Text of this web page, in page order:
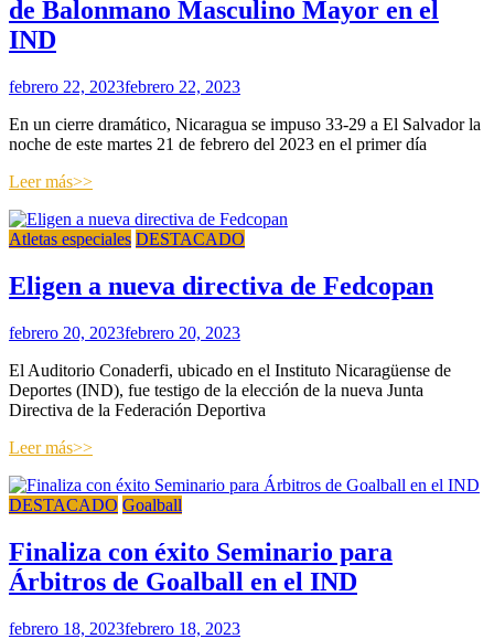
de Balonmano Masculino Mayor en el
IND
febrero 22, 2023febrero 22, 2023
En un cierre dramático, Nicaragua se impuso 33-29 a El Salvador la
noche de este martes 21 de febrero del 2023 en el primer día
Leer más>>
Atletas especiales DESTACADO
Eligen a nueva directiva de Fedcopan
febrero 20, 2023febrero 20, 2023
El Auditorio Conaderfi, ubicado en el Instituto Nicaragüense de
Deportes (IND), fue testigo de la elección de la nueva Junta
Directiva de la Federación Deportiva
Leer más>>
DESTACADO Goalball
Finaliza con éxito Seminario para
Árbitros de Goalball en el IND
febrero 18, 2023febrero 18, 2023